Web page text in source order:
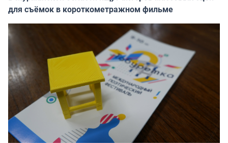
для съёмок в короткометражном фильме